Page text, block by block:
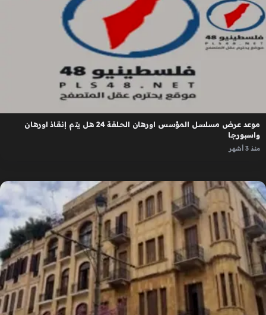
موعد عرض مسلسل المؤسس اورهان الحلقة 24 هل يتم إنقاذ اورهان
واسبورجا
منذ 3 أشهر